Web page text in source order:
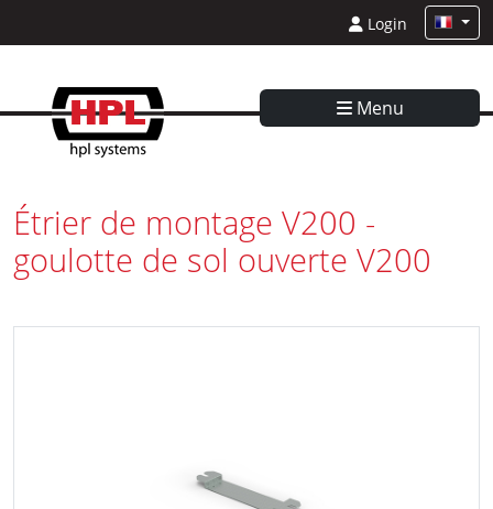
Login
Menu
Étrier de montage V200 -
goulotte de sol ouverte V200